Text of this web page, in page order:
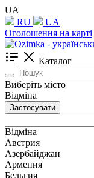
UA
RU
UA
Оголошення на карті
Каталог
Виберіть місто
Відміна
Застосувати
Відміна
Австрия
Азербайджан
Армения
Бельгия